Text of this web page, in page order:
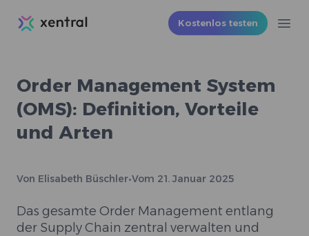
Xentral Kostenlos testen
Order Management System
(OMS): Definition, Vorteile
und Arten
Von Elisabeth Büschler•Vom 21. Januar 2025
Das gesamte Order Management entlang
der Supply Chain zentral verwalten und